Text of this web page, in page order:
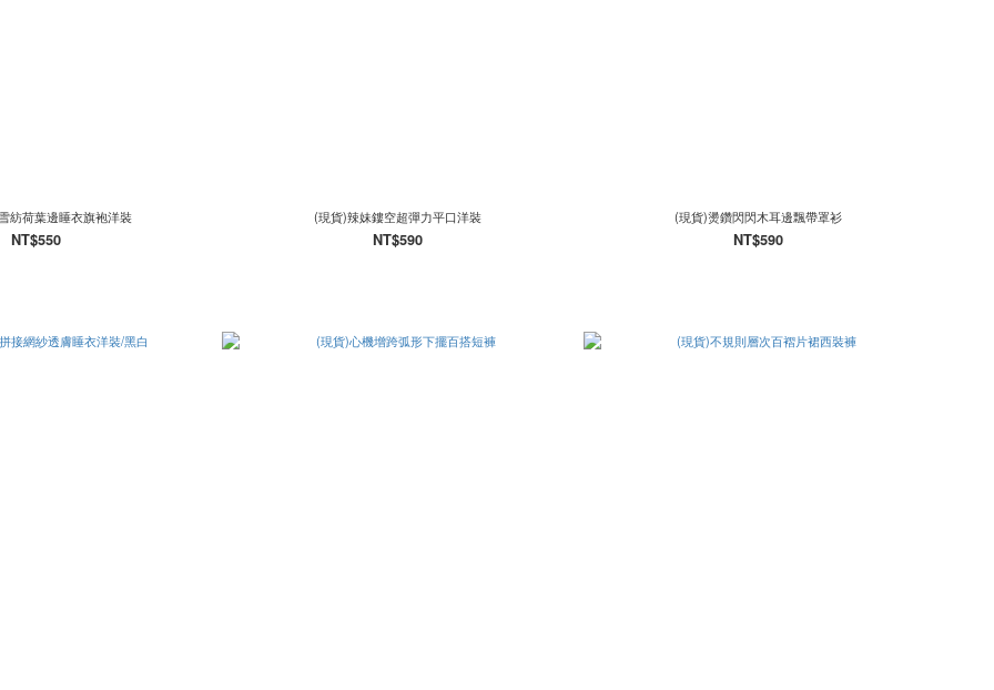
紡荷葉邊睡衣旗袍洋裝
NT$550
(現貨)辣妹鏤空超彈力平口洋裝
NT$590
(現貨)燙鑽閃閃木耳邊飄帶罩衫
NT$590